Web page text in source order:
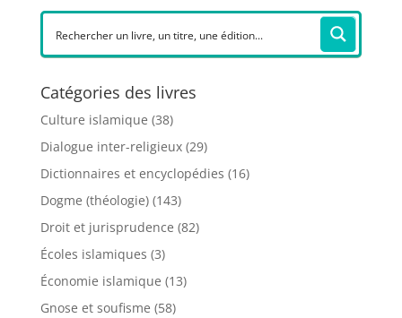
Catégories des livres
Culture islamique (38)
Dialogue inter-religieux (29)
Dictionnaires et encyclopédies (16)
Dogme (théologie) (143)
Droit et jurisprudence (82)
Écoles islamiques (3)
Économie islamique (13)
Gnose et soufisme (58)